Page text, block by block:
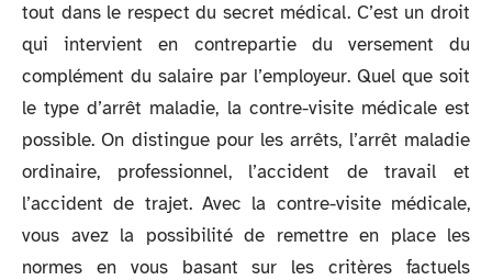
tout dans le respect du secret médical. C’est un droit
qui intervient en contrepartie du versement du
complément du salaire par l’employeur. Quel que soit
le type d’arrêt maladie, la contre-visite médicale est
possible. On distingue pour les arrêts, l’arrêt maladie
ordinaire, professionnel, l’accident de travail et
l’accident de trajet. Avec la contre-visite médicale,
vous avez la possibilité de remettre en place les
normes en vous basant sur les critères factuels